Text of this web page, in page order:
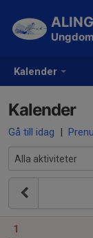
Kalender
Kalender
Gå till idag |
1